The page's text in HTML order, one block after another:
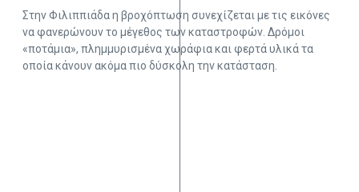
Στην Φιλιππιάδα η βροχόπτωση συνεχίζεται με τις εικόνες
να φανερώνουν το μέγεθος των καταστροφών. Δρόμοι
«ποτάμια», πλημμυρισμένα χωράφια και φερτά υλικά τα
οποία κάνουν ακόμα πιο δύσκολη την κατάσταση.